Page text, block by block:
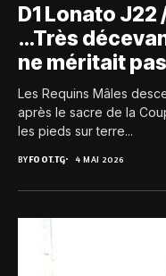
D1 Lonato
…Très
ne méritait
Les Requins Mâles
après le sacre de la
les pieds sur terre...
BYFOOT.TG 4 MAI 2026